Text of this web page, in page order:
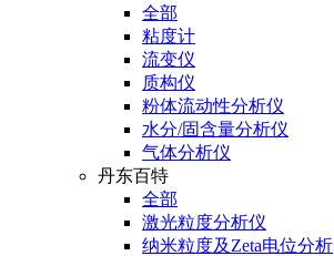
全部
粘度计
流变仪
质构仪
粉体流动性分析仪
水分/固含量分析仪
气体分析仪
丹东百特
全部
激光粒度分析仪
纳米粒度及Zeta电位分析